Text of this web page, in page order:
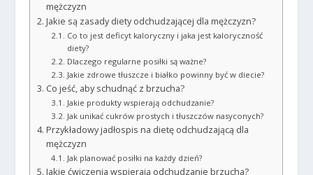
mężczyzn
Jakie są zasady diety odchudzającej dla mężczyzn?
Co to jest deficyt kaloryczny i jaka jest kaloryczność
diety?
Dlaczego regularne posiłki są ważne?
Jakie zdrowe tłuszcze i białko powinny być w diecie?
Co jeść, aby schudnąć z brzucha?
Jakie produkty wspierają odchudzanie?
Jak unikać cukrów prostych i tłuszczów nasyconych?
Przykładowy jadłospis na dietę odchudzającą dla
mężczyzn
Jak planować posiłki na każdy dzień?
Jakie ćwiczenia wspierają odchudzanie brzucha?